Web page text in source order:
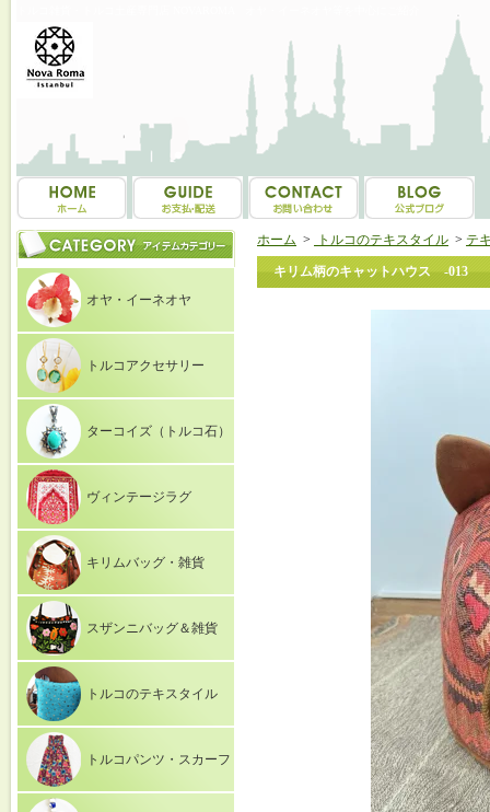
オヤ・イーネオヤ
トルコアクセサリー
ターコイズ（トルコ石）
ヴィンテージラグ
キリムバッグ・雑貨
スザンニバッグ＆雑貨
トルコのテキスタイル
トルコパンツ・スカーフ
ホーム > トルコのテキスタイル > テ
キリム柄のキャットハウス -013